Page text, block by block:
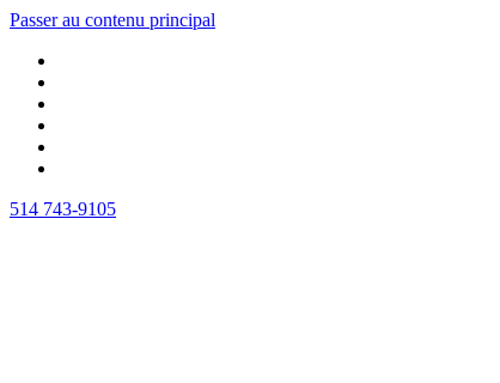
Passer au contenu principal
514 743-9105